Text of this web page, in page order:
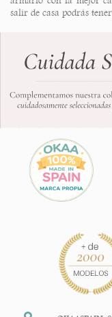
salir de casa podrás